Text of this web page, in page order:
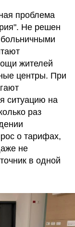
проблема
Не решен
жителей
центры. При
ситуацию на
раз
о тарифах,
не
в одной